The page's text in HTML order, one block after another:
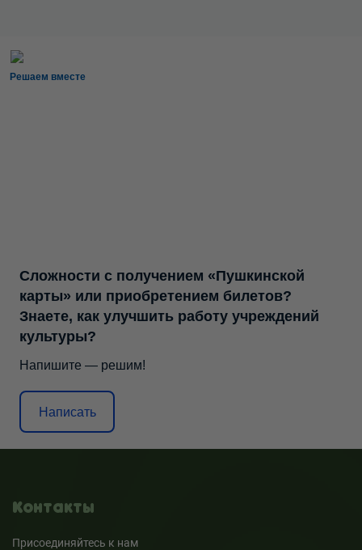
Решаем вместе
Сложности с получением «Пушкинской
карты» или приобретением билетов?
Знаете, как улучшить работу учреждений
культуры?
Напишите — решим!
Написать
Контакты
Присоединяйтесь к нам